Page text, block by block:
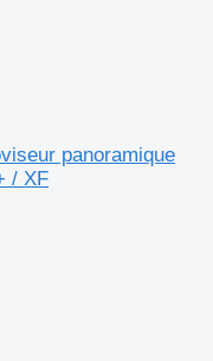
panoramique
/ XF